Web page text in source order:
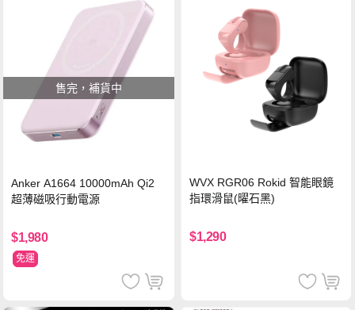
售完，補貨中
Anker A1664 10000mAh Qi2
超薄磁吸行動電源
$1,980
免運
WVX RGR06 Rokid 智能眼鏡
指環滑鼠(曜石黑)
$1,290